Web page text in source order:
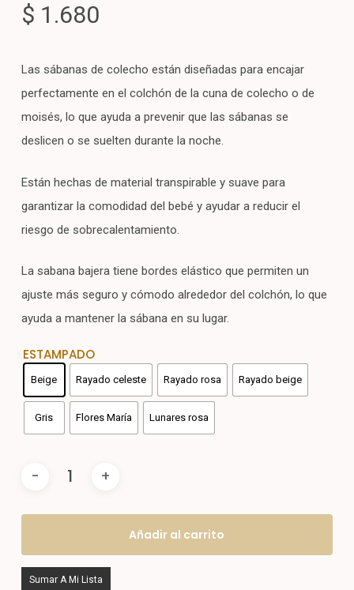
$ 1.680
Las sábanas de colecho están diseñadas para encajar
perfectamente en el colchón de la cuna de colecho o de
moisés, lo que ayuda a prevenir que las sábanas se
deslicen o se suelten durante la noche.
Están hechas de material transpirable y suave para
garantizar la comodidad del bebé y ayudar a reducir el
riesgo de sobrecalentamiento.
La sabana bajera tiene bordes elástico que permiten un
ajuste más seguro y cómodo alrededor del colchón, lo que
ayuda a mantener la sábana en su lugar.
ESTAMPADO
Beige Rayado celeste Rayado rosa Rayado beige
Gris Flores María Lunares rosa
Añadir al carrito
Sumar A Mi Lista